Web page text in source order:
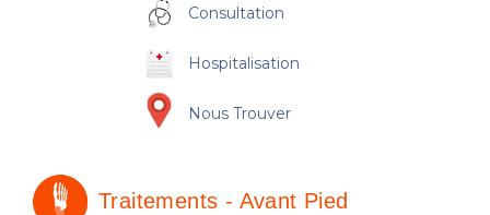
Consultation
Hospitalisation
Nous Trouver
Traitements - Avant Pied